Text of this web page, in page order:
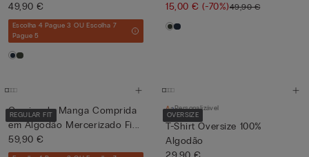
49,90 €
Escolha 4 Pague 3 OU Escolha 7
Pague 5
15,00 €(-70%)49,90 €
REGULAR FIT
Camisa de Manga Comprida
em Algodão Mercerizado Fi...
59,90 €
OVERSIZE
Personalizável
T-Shirt Oversize 100%
Algodão